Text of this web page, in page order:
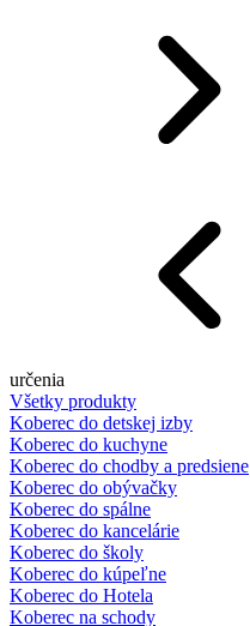
určenia
Všetky produkty
Koberec do detskej izby
Koberec do kuchyne
Koberec do chodby a predsiene
Koberec do obývačky
Koberec do spálne
Koberec do kancelárie
Koberec do školy
Koberec do kúpeľne
Koberec do Hotela
Koberec na schody